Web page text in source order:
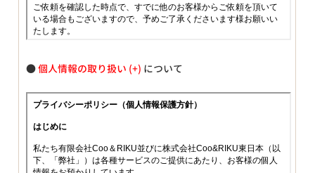
●個人情報の取り扱い について